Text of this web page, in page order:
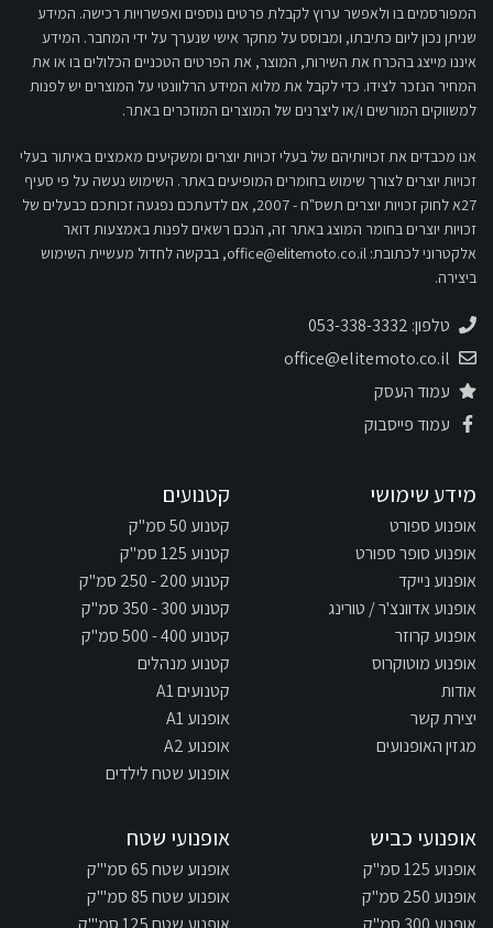
המפורסמים בו ולאפשר ערוץ לקבלת פרטים נוספים ואפשרויות רכישה. המידע
שניתן נכון ליום כתיבתו, ומבוסס על מחקר אישי שנערך על ידי המחבר. המידע
איננו מייצג בהכרח את השירות, המוצר, את הפרטים הטכניים הכלולים בו או את
המחיר הנזכר לצידו. כדי לקבל את מלוא המידע הרלוונטי על המוצרים יש לפנות
למשווקים המורשים ו/או ליצרנים של המוצרים המוזכרים באתר.
אנו מכבדים את זכויותיהם של בעלי זכויות יוצרים ומשקיעים מאמצים באיתור בעלי
זכויות יוצרים לצורך שימוש בחומרים המופיעים באתר. השימוש נעשה על פי סעיף
27א לחוק זכויות יוצרים תשס"ח - 2007, אם לדעתכם נפגעה זכותכם כבעלים של
זכויות יוצרים בחומר המוצג באתר זה, הנכם רשאים לפנות באמצעות דואר
אלקטרוני לכתובת: office@elitemoto.co.il, בבקשה לחדול מעשיית השימוש
ביצירה.
טלפון: 053-338-3332
office@elitemoto.co.il
עמוד העסק
עמוד פייסבוק
מידע שימושי
אופנוע ספורט
אופנוע סופר ספורט
אופנוע נייקד
אופנוע אדוונצ'ר / טורינג
אופנוע קרוזר
אופנוע מוטוקרוס
אודות
יצירת קשר
מגזין האופנועים
קטנועים
קטנוע 50 סמ"ק
קטנוע 125 סמ"ק
קטנוע 200 - 250 סמ"ק
קטנוע 300 - 350 סמ"ק
קטנוע 400 - 500 סמ"ק
קטנוע מנהלים
קטנועים A1
אופנוע A1
אופנוע A2
אופנוע שטח לילדים
אופנועי כביש
אופנוע 125 סמ"ק
אופנוע 250 סמ"ק
אופנועי שטח
אופנוע שטח 65 סמ"'ק
אופנוע שטח 85 סמ"'ק